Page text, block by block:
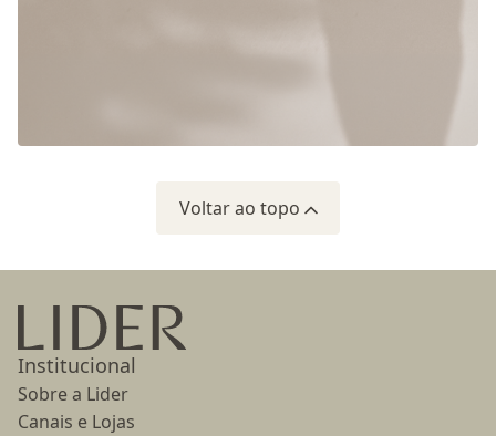
Voltar ao topo
Ir para a página inicial
Institucional
Sobre a Lider
Canais e Lojas